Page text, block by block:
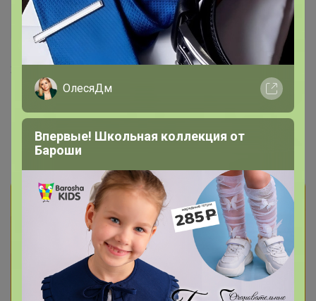
Федора Ивановна
Магистр
СИМА-LAND. Шок-цены: скидки от
40%
ОлесяДм
Впервые! Школьная коллекция от
Бароши